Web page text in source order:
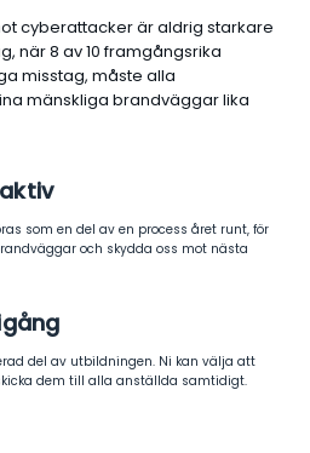
cyberattacker är aldrig starkare
när 8 av 10 framgångsrika
misstag, måste alla
mänskliga brandväggar lika
som en del av en process året runt, för
och skydda oss mot nästa
del av utbildningen. Ni kan välja att
dem till alla anställda samtidigt.